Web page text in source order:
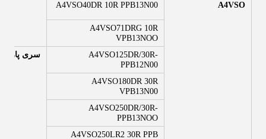
A4VSO
A4VSO40DR 10R PPB13N00
A4VSO71DRG 10R
VPB13NOO
A4VSO125DR/30R-
PPB12N00
سری پارکر PV
A4VSO180DR 30R
VPB13N00
A4VSO250DR/30R-
PPB13NOO
A4VSO250LR2 30R PPB